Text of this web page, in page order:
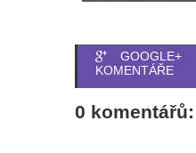
GOOGLE+
KOMENTÁŘE
0 komentářů: